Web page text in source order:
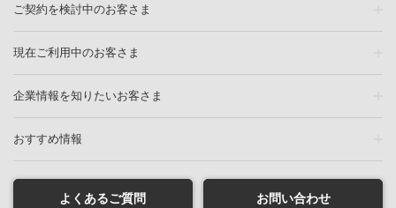
ご契約を検討中のお客さま
現在ご利用中のお客さま
企業情報を知りたいお客さま
おすすめ情報
よくあるご質問 お問い合わせ